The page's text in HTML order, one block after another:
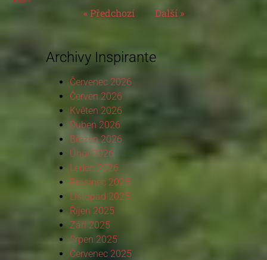
« Předchozí Další »
Archivy Inspirante
Červenec 2026
Červen 2026
Květen 2026
Duben 2026
Březen 2026
Únor 2026
Leden 2026
Prosinec 2025
Listopad 2025
Říjen 2025
Září 2025
Srpen 2025
Červenec 2025